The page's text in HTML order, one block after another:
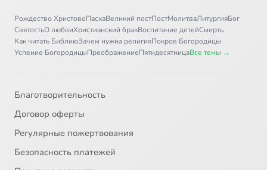
Рождество ХристовоПасхаВеликий постПостМолитваЛитургияБог
СвятостьО любвиХристианский бракВоспитание детейСмерть
Как читать БиблиюЗачем нужна религияПокров Богородицы
Успение БогородицыПреображениеПятидесятницаВсе темы →
Благотворительность
Договор оферты
Регулярные пожертвования
Безопасность платежей